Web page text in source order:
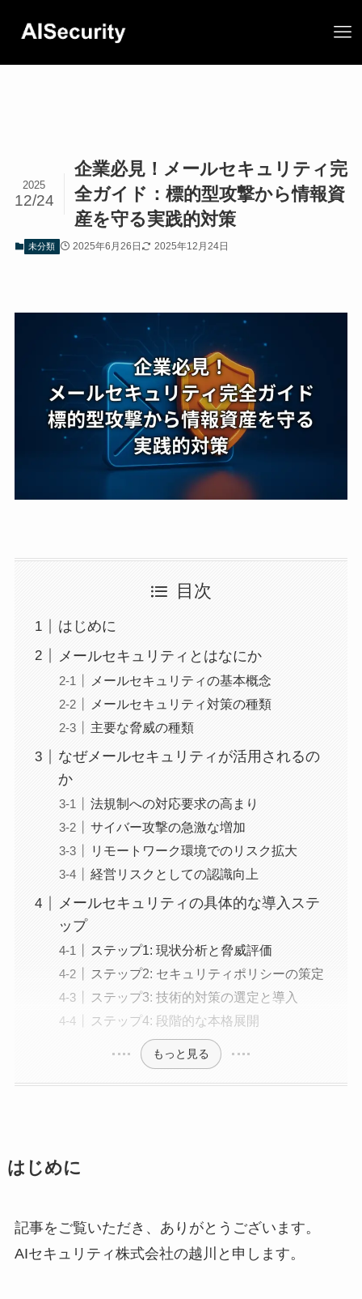
企業必見！メールセキュリティ完
全ガイド：標的型攻撃から情報資
産を守る実践的対策
2025
12/24
未分類 2025年6月26日 2025年12月24日
目次
はじめに
メールセキュリティとはなにか
メールセキュリティの基本概念
メールセキュリティ対策の種類
主要な脅威の種類
なぜメールセキュリティが活用されるの
か
法規制への対応要求の高まり
サイバー攻撃の急激な増加
リモートワーク環境でのリスク拡大
経営リスクとしての認識向上
メールセキュリティの具体的な導入ステ
ップ
ステップ1: 現状分析と脅威評価
ステップ2: セキュリティポリシーの策定
ステップ3: 技術的対策の選定と導入
ステップ4: 段階的な本格展開
もっと見る
はじめに
記事をご覧いただき、ありがとうございます。
AIセキュリティ株式会社の越川と申します。